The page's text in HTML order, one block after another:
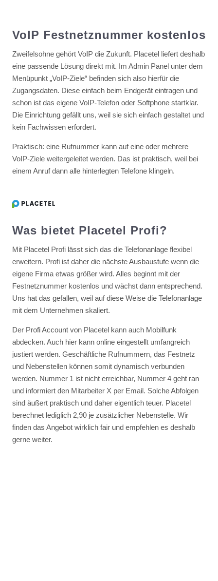
VoIP Festnetznummer kostenlos
Zweifelsohne gehört VoIP die Zukunft. Placetel liefert deshalb
eine passende Lösung direkt mit. Im Admin Panel unter dem
Menüpunkt „VoIP-Ziele“ befinden sich also hierfür die
Zugangsdaten. Diese einfach beim Endgerät eintragen und
schon ist das eigene VoIP-Telefon oder Softphone startklar.
Die Einrichtung gefällt uns, weil sie sich einfach gestaltet und
kein Fachwissen erfordert.
Praktisch: eine Rufnummer kann auf eine oder mehrere
VoIP-Ziele weitergeleitet werden. Das ist praktisch, weil bei
einem Anruf dann alle hinterlegten Telefone klingeln.
Was bietet Placetel Profi?
Mit Placetel Profi lässt sich das die Telefonanlage flexibel
erweitern. Profi ist daher die nächste Ausbaustufe wenn die
eigene Firma etwas größer wird. Alles beginnt mit der
Festnetznummer kostenlos und wächst dann entsprechend.
Uns hat das gefallen, weil auf diese Weise die Telefonanlage
mit dem Unternehmen skaliert.
Der Profi Account von Placetel kann auch Mobilfunk
abdecken. Auch hier kann online eingestellt umfangreich
justiert werden. Geschäftliche Rufnummern, das Festnetz
und Nebenstellen können somit dynamisch verbunden
werden. Nummer 1 ist nicht erreichbar, Nummer 4 geht ran
und informiert den Mitarbeiter X per Email. Solche Abfolgen
sind äußert praktisch und daher eigentlich teuer. Placetel
berechnet lediglich 2,90 je zusätzlicher Nebenstelle. Wir
finden das Angebot wirklich fair und empfehlen es deshalb
gerne weiter.